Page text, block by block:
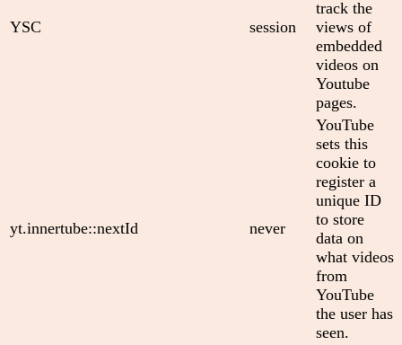
YSC session
track the
views of
embedded
videos on
Youtube
pages.
yt.innertube::nextId never
YouTube
sets this
cookie to
register a
unique ID
to store
data on
what videos
from
YouTube
the user has
seen.